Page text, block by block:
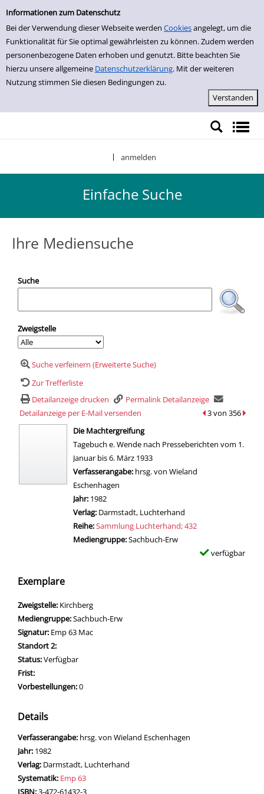
Einfache Suche
Informationen zum Datenschutz
Bei der Verwendung dieser Webseite werden Cookiesangelegt, um die
Funktionalität für Sie optimal gewährleisten zu können. Zudem werden
personenbezogene Daten erhoben und genutzt. Bitte beachten Sie
hierzu unsere allgemeine Datenschutzerklärung. Mit der weiteren
Nutzung stimmen Sie diesen Bedingungen zu.
Zur Detailanzeige springen
anmelden
Einfache Suche
Ihre Mediensuche
Suche
Zweigstelle
Suche verfeinern (Erweiterte Suche)
Zur Trefferliste
Detailanzeige drucken
Permalink Detailanzeige
Detailanzeige per E-Mail versenden
zum vorherigen
3 von 356zum
wird in neuem Tab geöffnet
Die Machtergreifung
Tagebuch e. Wende nach Presseberichten vom 1.
Januar bis 6. März 1933
Suche nach diesem Verfasser
Verfasserangabe: hrsg. von Wieland
Eschenhagen
Jahr: 1982
Verlag: Darmstadt, Luchterhand
Reihe:Sammlung Luchterhand; 432
Mediengruppe:Sachbuch-Erw
verfügbar
Exemplare
Zweigstelle: Kirchberg
Mediengruppe:Sachbuch-Erw
Signatur: Emp 63 Mac
Standort 2:
Status:Verfügbar
Frist:
Vorbestellungen:0
Details
Suche nach diesem Verfasser
Verfasserangabe: hrsg. von Wieland Eschenhagen
Jahr: 1982
Verlag: Darmstadt, Luchterhand
opens in new tab
Diesen Link in neuem Tab öffnen
Systematik: Suche nach dieser Systematik
Emp 63
Suche nach diesem Interessenskreis
ISBN:3-472-61432-3